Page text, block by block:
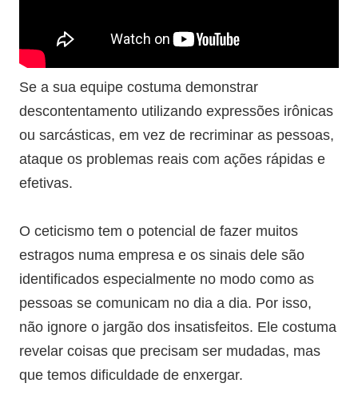
Se a sua equipe costuma demonstrar
descontentamento utilizando expressões irônicas
ou sarcásticas, em vez de recriminar as pessoas,
ataque os problemas reais com ações rápidas e
efetivas.
O ceticismo tem o potencial de fazer muitos
estragos numa empresa e os sinais dele são
identificados especialmente no modo como as
pessoas se comunicam no dia a dia. Por isso,
não ignore o jargão dos insatisfeitos. Ele costuma
revelar coisas que precisam ser mudadas, mas
que temos dificuldade de enxergar.